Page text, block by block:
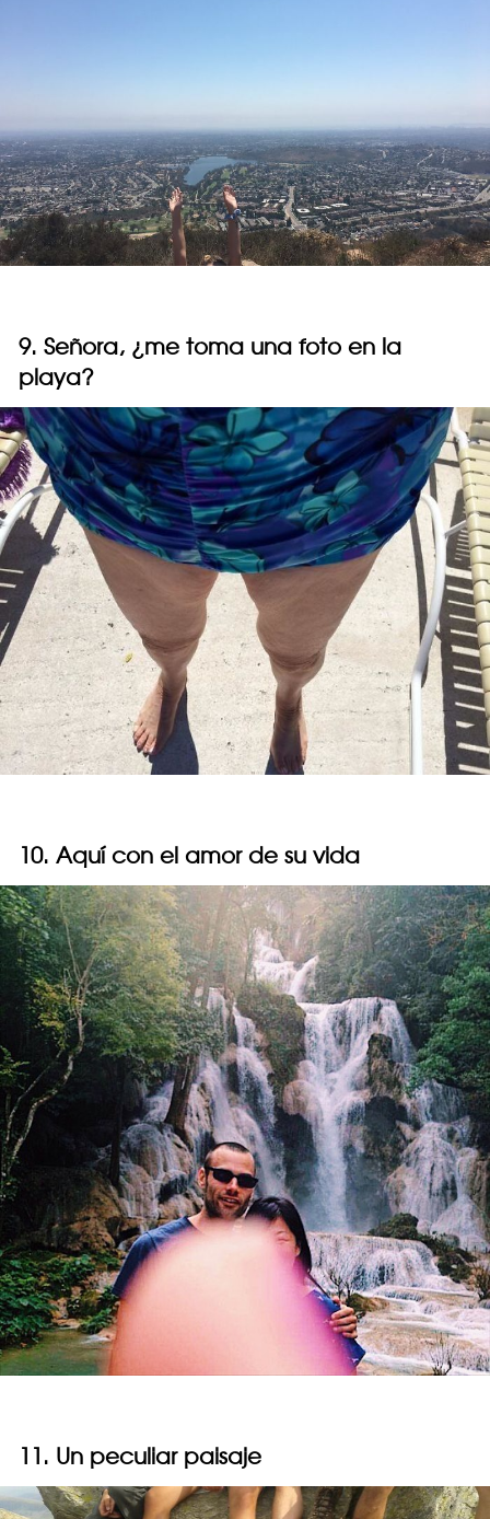
9. Señora, ¿me toma una foto en la
playa?
10. Aquí con el amor de su vida
11. Un peculiar paisaje